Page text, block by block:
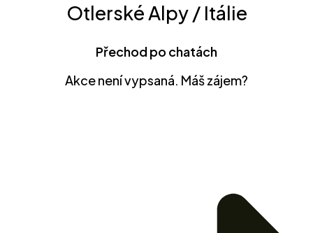
Otlerské Alpy / Itálie
Přechod po chatách
Akce není vypsaná. Máš zájem?